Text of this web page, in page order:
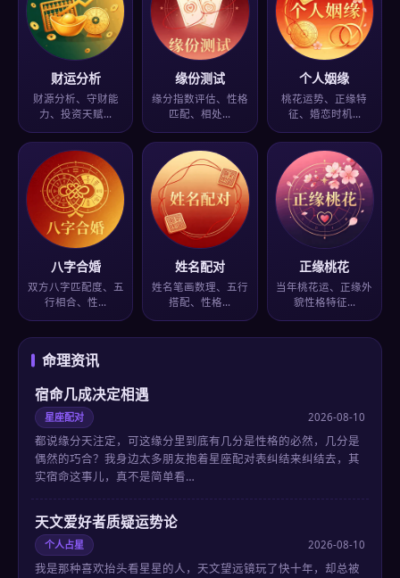
财运分析
财源分析、守财能
力、投资天赋…
缘份测试
缘分指数评估、性格
匹配、相处…
个人姻缘
桃花运势、正缘特
征、婚恋时机…
八字合婚
双方八字匹配度、五
行相合、性…
姓名配对
姓名笔画数理、五行
搭配、性格…
正缘桃花
当年桃花运、正缘外
貌性格特征…
命理资讯
宿命几成决定相遇
星座配对 2026-08-10
都说缘分天注定，可这缘分里到底有几分是性格的必然，几分是
偶然的巧合？我身边太多朋友抱着星座配对表纠结来纠结去，其
实宿命这事儿，真不是简单看…
天文爱好者质疑运势论
个人占星 2026-08-10
我是那种喜欢抬头看星星的人，天文望远镜玩了快十年，却总被